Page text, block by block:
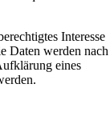
Interesse
Daten werden nach
eines